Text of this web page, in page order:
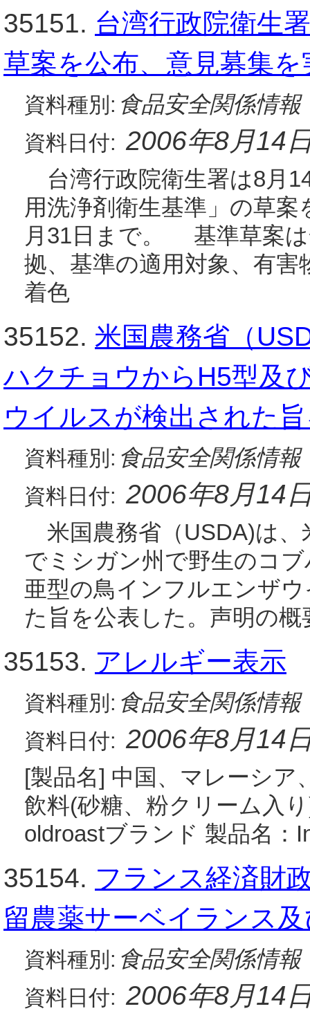
35151. 台湾行政院衛生
草案を公布、意見募集を
資料種別: 食品安全関係情報
資料日付: 2006年8月14
台湾行政院衛生署は8月
用洗浄剤衛生基準」の草
月31日まで。 基準草案
拠、基準の適用対象、有
着色
35152. 米国農務省（
ハクチョウからH5型及
ウイルスが検出された
資料種別: 食品安全関係情報
資料日付: 2006年8月14
米国農務省（USDA)は、
でミシガン州で野生のコ
亜型の鳥インフルエンザ
た旨を公表した。声明の
35153. アレルギー表示
資料種別: 食品安全関係情報
資料日付: 2006年8月14
[製品名] 中国、マレーシア
飲料(砂糖、粉クリーム入
oldroastブランド 製品名：
35154. フランス経済財
留農薬サーベイランス
資料種別: 食品安全関係情報
資料日付: 2006年8月14